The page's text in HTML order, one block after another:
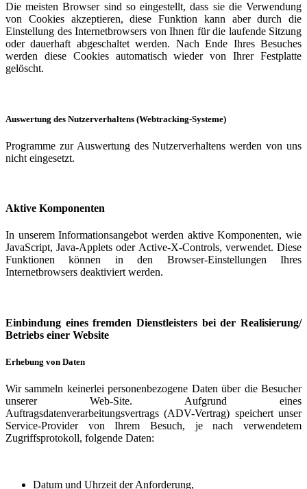
Die meisten Browser sind so eingestellt, dass sie die Verwendung
von Cookies akzeptieren, diese Funktion kann aber durch die
Einstellung des Internetbrowsers von Ihnen für die laufende Sitzung
oder dauerhaft abgeschaltet werden. Nach Ende Ihres Besuches
werden diese Cookies automatisch wieder von Ihrer Festplatte
gelöscht.
Auswertung des Nutzerverhaltens (Webtracking-Systeme)
Programme zur Auswertung des Nutzerverhaltens werden von uns
nicht eingesetzt.
Aktive Komponenten
In unserem Informationsangebot werden aktive Komponenten, wie
JavaScript, Java-Applets oder Active-X-Controls, verwendet. Diese
Funktionen können in den Browser-Einstellungen Ihres
Internetbrowsers deaktiviert werden.
Einbindung eines fremden Dienstleisters bei der Realisierung/
Betriebs einer Website
Erhebung von Daten
Wir sammeln keinerlei personenbezogene Daten über die Besucher
unserer Web-Site. Aufgrund eines
Auftragsdatenverarbeitungsvertrags (ADV-Vertrag) speichert unser
Service-Provider von Ihrem Besuch, je nach verwendetem
Zugriffsprotokoll, folgende Daten:
Datum und Uhrzeit der Anforderung,